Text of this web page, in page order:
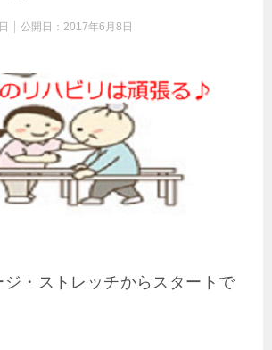
公開日： 2017年6月8日
・ストレッチからスタートで